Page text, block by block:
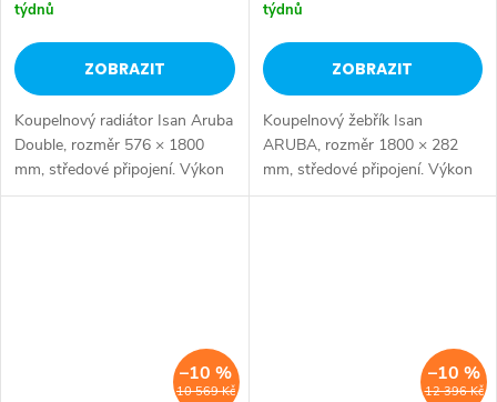
týdnů
ZOBRAZIT
Koupelnový radiátor Isan Aruba
Double, rozměr 576 × 1800
mm, středové připojení. Výkon
2026 W. Dostupné rozměry
týdnů
ZOBRAZIT
Koupelnový žebřík Isan
ARUBA, rozměr 1800 × 282
mm, středové připojení. Výkon
530 W.
10 569 Kč
–10 %
12 396 Kč
–10 %